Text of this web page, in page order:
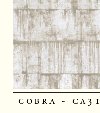
cobra - ca31